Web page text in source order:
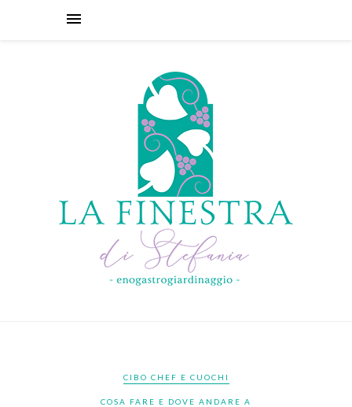
CIBO CHEF E CUOCHI
COSA FARE E DOVE ANDARE A